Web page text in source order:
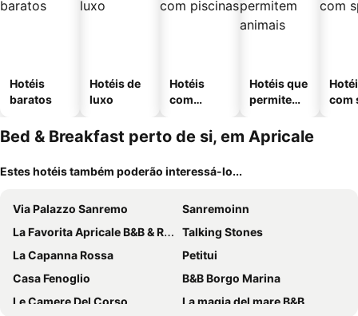
Hotéis
baratos
Hotéis de
luxo
Hotéis
com
Hotéis que
permitem
com
Bed & Breakfast perto de si, em Apricale
Estes hotéis também poderão interessá-lo...
Via Palazzo Sanremo
Sanremoinn
La Favorita Apricale B&B & Ristorante
Talking Stones
La Capanna Rossa
Petitui
Casa Fenoglio
B&B Borgo Marina
Le Camere Del Corso
La magia del mare B&B